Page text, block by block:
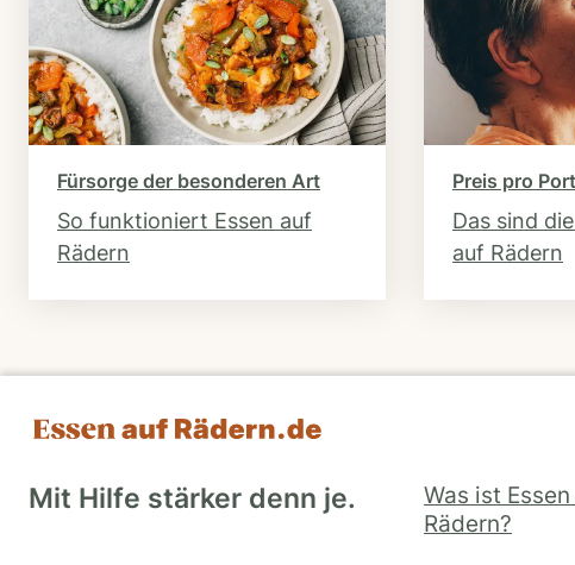
Fürsorge der besonderen Art
So funktioniert Essen auf
Rädern
Preis pro
Das sind
auf Rädern
Mit Hilfe stärker denn je.
Was ist
Rädern?